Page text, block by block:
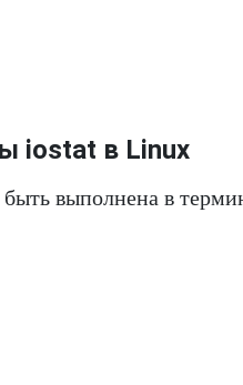
iostat в Linux
выполнена в